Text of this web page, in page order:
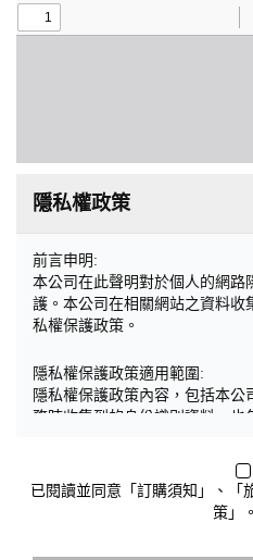
隱私權政策
前言申明:
本公司在此聲明對於個人的網路
護。本公司在相關網站之資料收
私權保護政策。
隱私權保護政策適用範圍:
隱私權保護政策內容，包括本公
務時收集到的身份識別資料，也
不適用於本公司以外的公司或網
人員。例如您透過本公司旗下網
放連結的廠商也可能蒐集您個人
已閱讀並同意「訂購須知」、「
策」。